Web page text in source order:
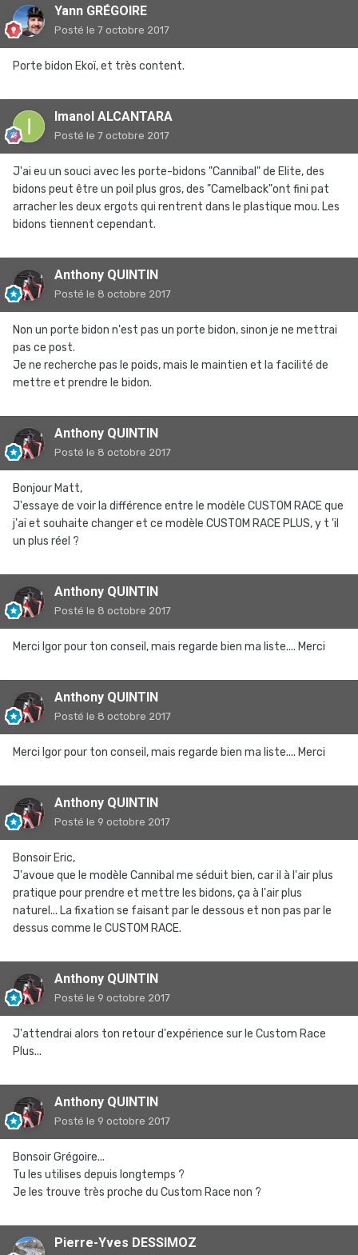
Yann GRÉGOIRE
Posté le 7 octobre 2017
Porte bidon Ekoï, et très content.
Imanol ALCANTARA
Posté le 7 octobre 2017
J'ai eu un souci avec les porte-bidons "Cannibal" de Elite, des
bidons peut être un poil plus gros, des "Camelback"ont fini pat
arracher les deux ergots qui rentrent dans le plastique mou. Les
bidons tiennent cependant.
Anthony QUINTIN
Posté le 8 octobre 2017
Non un porte bidon n'est pas un porte bidon, sinon je ne mettrai
pas ce post.
Je ne recherche pas le poids, mais le maintien et la facilité de
mettre et prendre le bidon.
Anthony QUINTIN
Posté le 8 octobre 2017
Bonjour Matt,
J'essaye de voir la différence entre le modèle CUSTOM RACE que
j'ai et souhaite changer et ce modèle CUSTOM RACE PLUS, y t 'il
un plus réel ?
Anthony QUINTIN
Posté le 8 octobre 2017
Merci Igor pour ton conseil, mais regarde bien ma liste.... Merci
Anthony QUINTIN
Posté le 8 octobre 2017
Merci Igor pour ton conseil, mais regarde bien ma liste.... Merci
Anthony QUINTIN
Posté le 9 octobre 2017
Bonsoir Eric,
J'avoue que le modèle Cannibal me séduit bien, car il à l'air plus
pratique pour prendre et mettre les bidons, ça à l'air plus
naturel... La fixation se faisant par le dessous et non pas par le
dessus comme le CUSTOM RACE.
Anthony QUINTIN
Posté le 9 octobre 2017
J'attendrai alors ton retour d'expérience sur le Custom Race
Plus...
Anthony QUINTIN
Posté le 9 octobre 2017
Bonsoir Grégoire...
Tu les utilises depuis longtemps ?
Je les trouve très proche du Custom Race non ?
Pierre-Yves DESSIMOZ